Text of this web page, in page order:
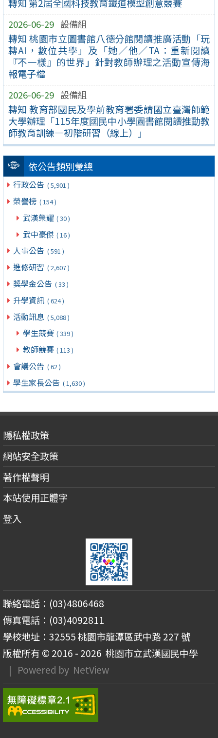
轉知 第2屆全國科技教育鐵道模型創意競賽
2026-06-29 設備組
轉知 桃園市立圖書館八德分館閱讀推廣活動「玩
轉AI，數位共學」及「她／他／TA：重新閱讀
『不一樣』的世界」針對教師辦理之活動宣傳海
報電子檔
2026-06-29 設備組
轉知 教育部國民及學前教育署委請國立臺灣師範
大學辦理「115年度國民中小學圖書館閱讀推動教
師教育訓練—初階研習（線上）」
依公告類別彙總
行政公告 ( 5,901 )
榮譽榜 ( 154 )
武漢榮耀 ( 30 )
武中豪傑 ( 16 )
人事公告 ( 591 )
進修研習 ( 2,607 )
獎學金公告 ( 33 )
升學資訊 ( 624 )
活動訊息 ( 5,088 )
學生競賽 ( 339 )
教師競賽 ( 113 )
會議公告 ( 62 )
學生家長公告 ( 1,630 )
隱私權政策
網站安全政策
著作權聲明
本站使用正體字
登入
聯絡電話：(03)4806468
傳真電話：(03)4092811
學校地址：32555 桃園市龍潭區武中路 227 號
版權所有 © 2016 - 2026 桃園市立武漢國民中學
| Powered by NetView